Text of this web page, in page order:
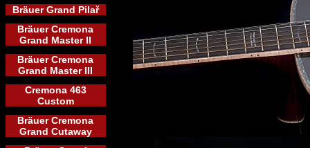
Bräuer Grand Pilař
Bräuer Cremona
Grand Master II
Bräuer Cremona
Grand Master III
Cremona 463
Custom
Bräuer Cremona
Grand Cutaway